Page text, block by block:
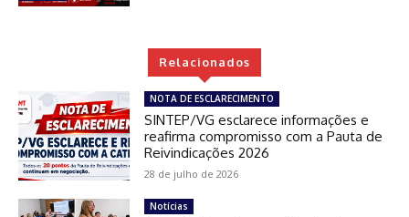
Relacionados
NOTA DE ESCLARECIMENTO
SINTEP/VG esclarece informações e
reafirma compromisso com a Pauta de
Reivindicações 2026
28 de julho de 2026
Notícias